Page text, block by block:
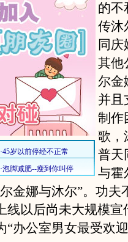
的不
传沐
同
其他
尔金
并且
制作
歌，
普天
与霍
金娜与沐尔”。功夫
线以后尚未大规模宣
“办公室男女最受欢